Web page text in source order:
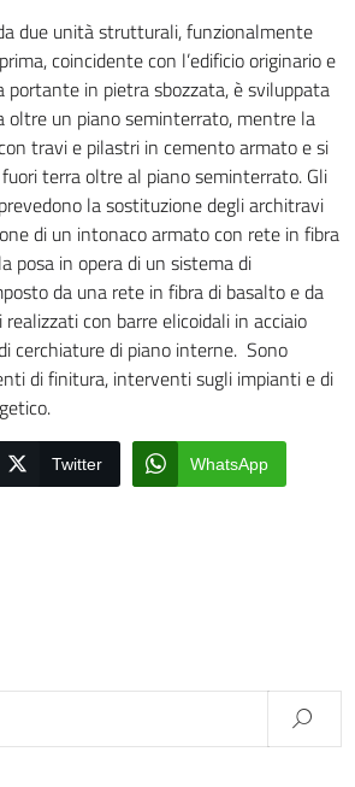
due unità strutturali, funzionalmente
coincidente con l’edificio originario e
portante in pietra sbozzata, è sviluppata
oltre un piano seminterrato, mentre la
travi e pilastri in cemento armato e si
terra oltre al piano seminterrato. Gli
la sostituzione degli architravi
di un intonaco armato con rete in fibra
posa in opera di un sistema di
da una rete in fibra di basalto e da
con barre elicoidali in acciaio
cerchiature di piano interne. Sono
di finitura, interventi sugli impianti e di
Twitter WhatsApp